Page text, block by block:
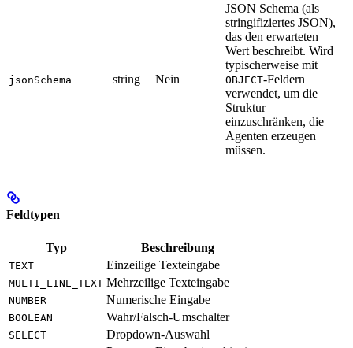
jsonSchema string Nein
JSON Schema (als
stringifiziertes JSON),
das den erwarteten
Wert beschreibt. Wird
typischerweise mit
OBJECT-Feldern
verwendet, um die
Struktur
einzuschränken, die
Agenten erzeugen
müssen.
Feldtypen
Typ Beschreibung
TEXT Einzeilige Texteingabe
MULTI_LINE_TEXT Mehrzeilige Texteingabe
NUMBER Numerische Eingabe
BOOLEAN Wahr/Falsch-Umschalter
SELECT Dropdown-Auswahl